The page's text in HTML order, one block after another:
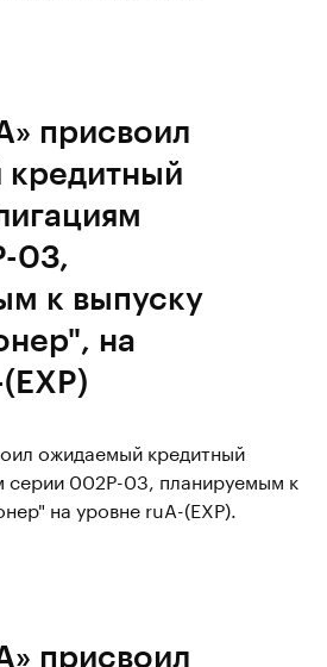
присвоил
03,
к выпуску
на
ожидаемый кредитный
серии 002Р-03, планируемым к
на уровне ruA-(EXP).
присвоил